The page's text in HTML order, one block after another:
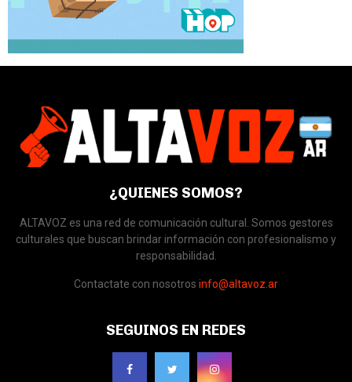
¿QUIENES SOMOS?
ALTAVOZ es una red de comunicación cultural. Somos gestores
culturales que buscan brindar información con profesionalismo y
responsabilidad.
Contactate con nosotros info@altavoz.ar
SEGUINOS EN REDES